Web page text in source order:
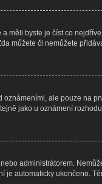
měli byste je číst co
můžete či nemůžete
ale pouze na
jako u oznámení
administrátorem.
je automaticky ukončeno.